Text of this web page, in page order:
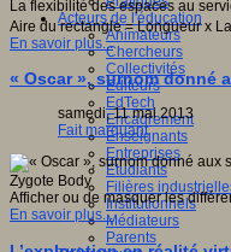
Acteurs de l'éducation
Animateurs
Chercheurs
Collectivités
Editeurs
EdTech
Encadrement
Enseignants
Entreprises
Etudiants
Filières
Institutionnels
Médiateurs
Parents
La flexibilité des espaces au
Aire du rectangle = Longueur x
En savoir plus...
« Oscar », surnom donné
samedi, 11 mai 2013
Fait marquant
Zygote Body
Afficher ou de masquer les
En savoir plus...